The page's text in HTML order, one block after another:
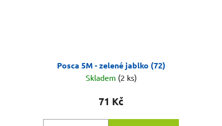
Posca 5M - zelené jablko (72)
Skladem (2 ks)
71 Kč